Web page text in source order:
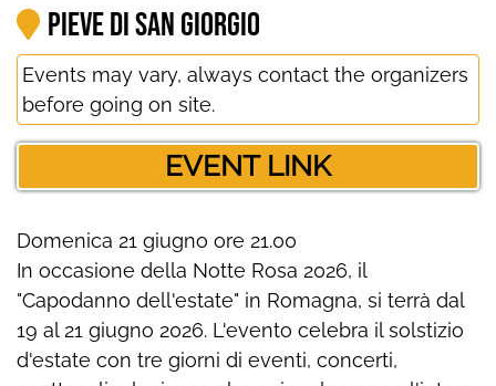
Pieve di San Giorgio
Events may vary, always contact the organizers
before going on site.
EVENT LINK
Domenica 21 giugno ore 21.00
In occasione della Notte Rosa 2026, il
"Capodanno dell'estate" in Romagna, si terrà dal
19 al 21 giugno 2026. L'evento celebra il solstizio
d'estate con tre giorni di eventi, concerti,